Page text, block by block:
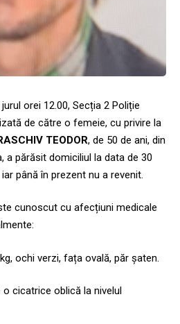
orei 12.00, Secția 2 Poliție
de către o femeie, cu privire la
TEODOR, de 50 de ani, din
a părăsit domiciliul la data de 30
până în prezent nu a revenit.
cunoscut cu afecțiuni medicale
ochi verzi, fața ovală, păr șaten.
o cicatrice oblică la nivelul